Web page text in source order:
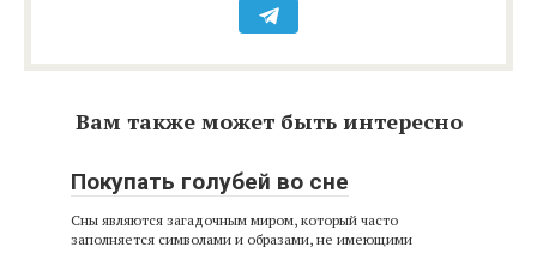
Вам также может быть интересно
Покупать голубей во сне
Сны являются загадочным миром, который часто
заполняется символами и образами, не имеющими